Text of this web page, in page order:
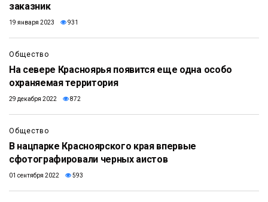
заказник
19 января 2023 931
Общество
На севере Красноярья появится еще одна особо
охраняемая территория
29 декабря 2022 872
Общество
В нацпарке Красноярского края впервые
сфотографировали черных аистов
01 сентября 2022 593